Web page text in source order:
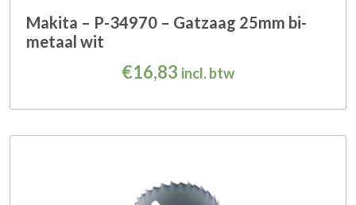
Makita – P-34970 – Gatzaag 25mm bi-
metaal wit
€16,83 incl. btw